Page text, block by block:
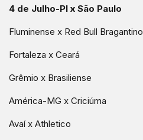
4 de Julho-PI x São Paulo
Fluminense x Red Bull Bragantino
Fortaleza x Ceará
Grêmio x Brasiliense
América-MG x Criciúma
Avaí x Athletico